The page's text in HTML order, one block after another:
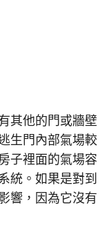
其他的門或牆壁
生門內部氣場較
子裡面的氣場容
統。如果是對到
響，因為它沒有